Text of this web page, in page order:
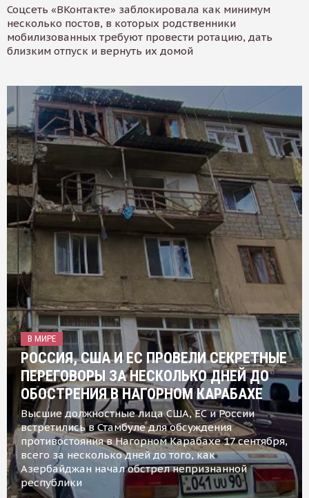
Соцсеть «ВКонтакте» заблокировала как минимум
несколько постов, в которых родственники
мобилизованных требуют провести ротацию, дать
близким отпуск и вернуть их домой
В МИРЕ
РОССИЯ, США И ЕС ПРОВЕЛИ СЕКРЕТНЫЕ
ПЕРЕГОВОРЫ ЗА НЕСКОЛЬКО ДНЕЙ ДО
ОБОСТРЕНИЯ В НАГОРНОМ КАРАБАХЕ
Высшие должностные лица США, ЕС и России
встретились в Стамбуле для обсуждения
противостояния в Нагорном Карабахе 17 сентября,
всего за несколько дней до того, как
Азербайджан начал обстрел непризнанной
республики